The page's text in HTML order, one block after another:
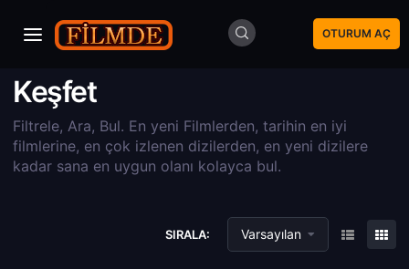
OTURUM AÇ
Keşfet
Filtrele, Ara, Bul. En yeni Filmlerden, tarihin en iyi
filmlerine, en çok izlenen dizilerden, en yeni dizilere
kadar sana en uygun olanı kolayca bul.
SIRALA: Varsayılan